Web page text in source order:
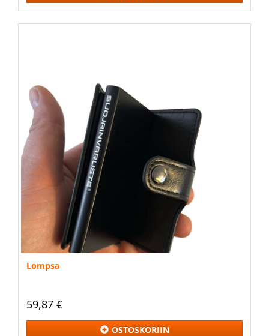
Lompsa
59,87 €
OSTOSKORIIN